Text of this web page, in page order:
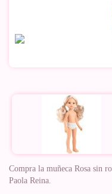
Compra la muñeca Rosa sin
Paola Reina.